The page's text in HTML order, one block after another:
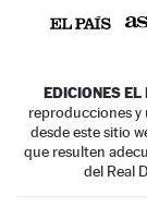
EDICIONES
reproducciones y
desde este sitio
que resulten
del Real